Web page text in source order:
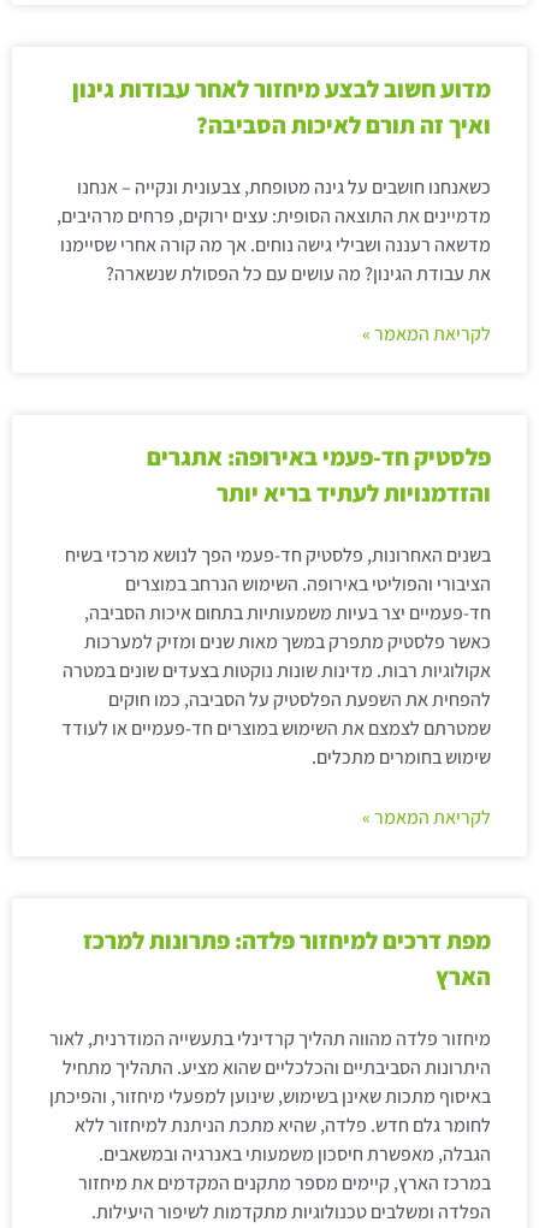
מדוע חשוב לבצע מיחזור לאחר עבודות גינון
ואיך זה תורם לאיכות הסביבה?
כשאנחנו חושבים על גינה מטופחת, צבעונית ונקייה – אנחנו
מדמיינים את התוצאה הסופית: עצים ירוקים, פרחים מרהיבים,
מדשאה רעננה ושבילי גישה נוחים. אך מה קורה אחרי שסיימנו
את עבודת הגינון? מה עושים עם כל הפסולת שנשארה?
לקריאת המאמר »
פלסטיק חד-פעמי באירופה: אתגרים
והזדמנויות לעתיד בריא יותר
בשנים האחרונות, פלסטיק חד-פעמי הפך לנושא מרכזי בשיח
הציבורי והפוליטי באירופה. השימוש הנרחב במוצרים
חד-פעמיים יצר בעיות משמעותיות בתחום איכות הסביבה,
כאשר פלסטיק מתפרק במשך מאות שנים ומזיק למערכות
אקולוגיות רבות. מדינות שונות נוקטות בצעדים שונים במטרה
להפחית את השפעת הפלסטיק על הסביבה, כמו חוקים
שמטרתם לצמצם את השימוש במוצרים חד-פעמיים או לעודד
שימוש בחומרים מתכלים.
לקריאת המאמר »
מפת דרכים למיחזור פלדה: פתרונות למרכז
הארץ
מיחזור פלדה מהווה תהליך קרדינלי בתעשייה המודרנית, לאור
היתרונות הסביבתיים והכלכליים שהוא מציע. התהליך מתחיל
באיסוף מתכות שאינן בשימוש, שינוען למפעלי מיחזור, והפיכתן
לחומר גלם חדש. פלדה, שהיא מתכת הניתנת למיחזור ללא
הגבלה, מאפשרת חיסכון משמעותי באנרגיה ובמשאבים.
במרכז הארץ, קיימים מספר מתקנים המקדמים את מיחזור
הפלדה ומשלבים טכנולוגיות מתקדמות לשיפור היעילות.